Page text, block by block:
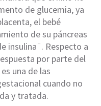
de glucemia, ya
el bebé
de su páncreas
insulina¨. Respecto a
por parte del
una de las
cuando no
y tratada.